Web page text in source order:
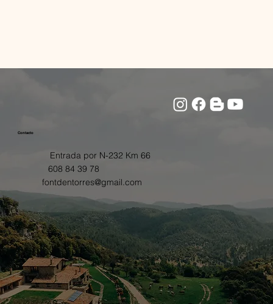
Contacto
Entrada por N-232 Km 66
608 84 39 78
fontdentorres@gmail.com